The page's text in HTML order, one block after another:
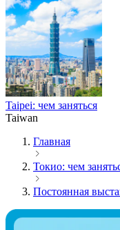
Taipei: чем заняться
Taiwan
Главная
Токио: чем
Постоянная